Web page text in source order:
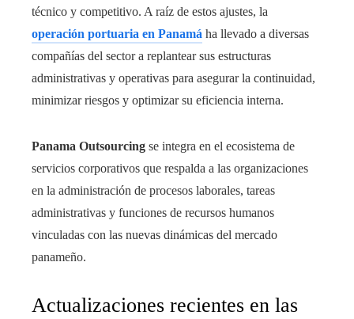
técnico y competitivo. A raíz de estos ajustes, la
operación portuaria en Panamá ha llevado a diversas
compañías del sector a replantear sus estructuras
administrativas y operativas para asegurar la continuidad,
minimizar riesgos y optimizar su eficiencia interna.
Panama Outsourcing se integra en el ecosistema de
servicios corporativos que respalda a las organizaciones
en la administración de procesos laborales, tareas
administrativas y funciones de recursos humanos
vinculadas con las nuevas dinámicas del mercado
panameño.
Actualizaciones recientes en las